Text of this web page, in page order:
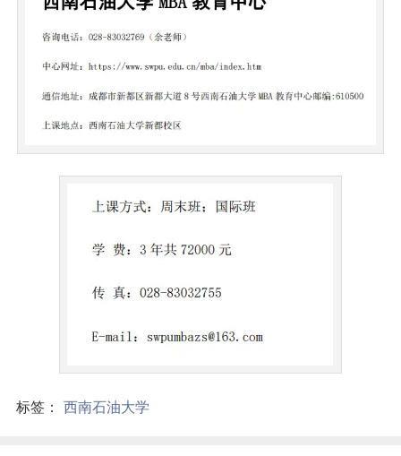
标签： 西南石油大学